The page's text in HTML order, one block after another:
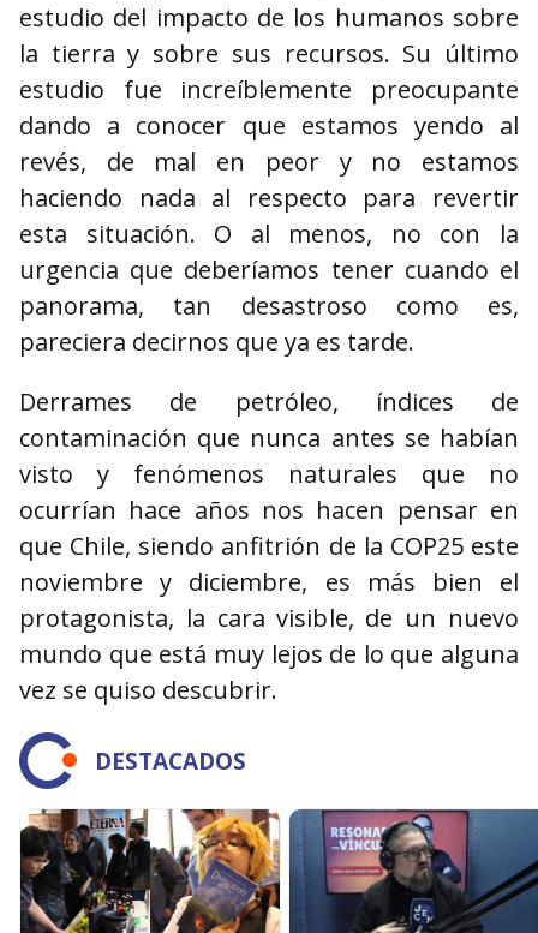
estudio del impacto de los humanos sobre
la tierra y sobre sus recursos. Su último
estudio fue increíblemente preocupante
dando a conocer que estamos yendo al
revés, de mal en peor y no estamos
haciendo nada al respecto para revertir
esta situación. O al menos, no con la
urgencia que deberíamos tener cuando el
panorama, tan desastroso como es,
pareciera decirnos que ya es tarde.
Derrames de petróleo, índices de
contaminación que nunca antes se habían
visto y fenómenos naturales que no
ocurrían hace años nos hacen pensar en
que Chile, siendo anfitrión de la COP25 este
noviembre y diciembre, es más bien el
protagonista, la cara visible, de un nuevo
mundo que está muy lejos de lo que alguna
vez se quiso descubrir.
DESTACADOS